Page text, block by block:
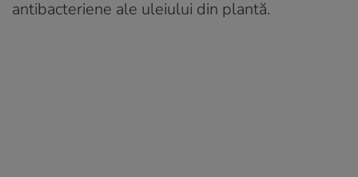
antibacteriene ale uleiului din plantă.